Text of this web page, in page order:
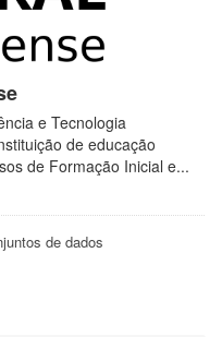
e Tecnologia
de educação
de Formação Inicial e...
de dados